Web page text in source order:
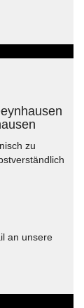
zu
an unsere